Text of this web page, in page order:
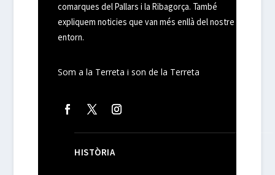
comarques del Pallars i la Ribagorça. També
expliquem noticies que van més enllà del nostre
entorn.
Som a la Terreta i son de la Terreta
HISTÒRIA